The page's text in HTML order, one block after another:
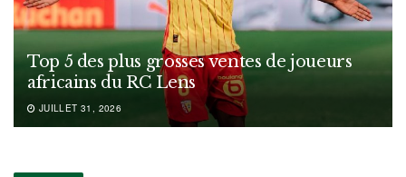
Top 5 des plus grosses ventes de joueurs
africains du RC Lens
JUILLET 31, 2026